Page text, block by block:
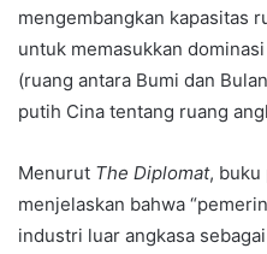
mengembangkan kapasitas
untuk memasukkan
(ruang antara Bumi dan
putih Cina tentang ruang
Menurut The Diplomat, buku
menjelaskan bahwa
industri luar angkasa